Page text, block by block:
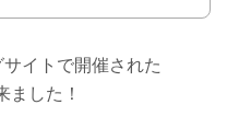
イトで開催された
ました！